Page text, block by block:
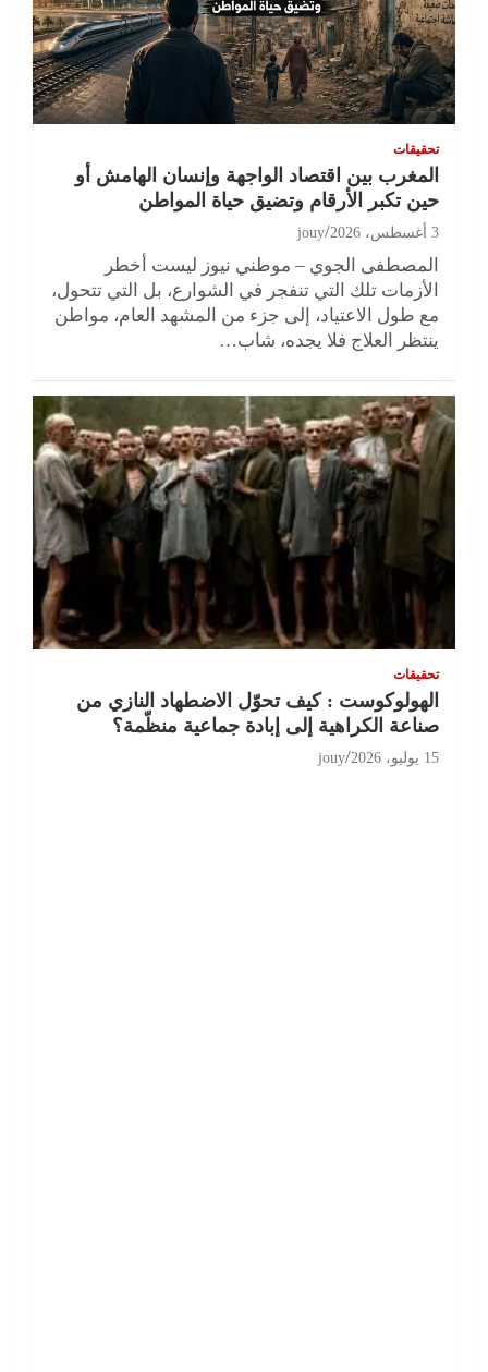
تحقيقات
المغرب بين اقتصاد الواجهة وإنسان الهامش أو
حين تكبر الأرقام وتضيق حياة المواطن
3 أغسطس، 2026 jouy
المصطفى الجوي – موطني نيوز ليست أخطر
الأزمات تلك التي تنفجر في الشوارع، بل التي تتحول،
مع طول الاعتياد، إلى جزء من المشهد العام، مواطن
ينتظر العلاج فلا يجده، شاب…
تحقيقات
الهولوكوست : كيف تحوّل الاضطهاد النازي من
صناعة الكراهية إلى إبادة جماعية منظّمة؟
15 يوليو، 2026 jouy